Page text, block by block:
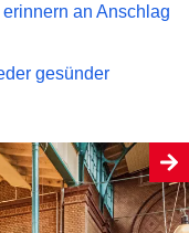
an Anschlag
gesünder